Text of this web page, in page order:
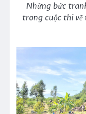
Những bức
trong cuộc thi vẽ